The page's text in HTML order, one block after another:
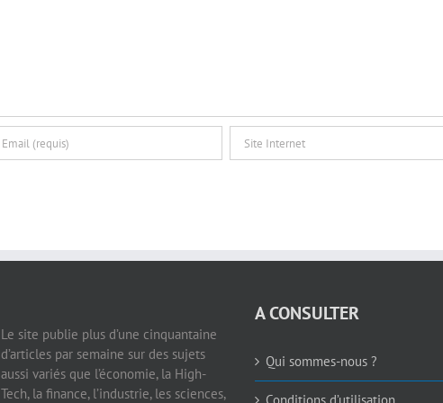
Le site publie plus d’une cinquantaine
d’articles par semaine sur des sujets
aussi variés que l’économie, la High-
Tech, la finance, l’industrie, les sciences,
A CONSULTER
Qui sommes-nous ?